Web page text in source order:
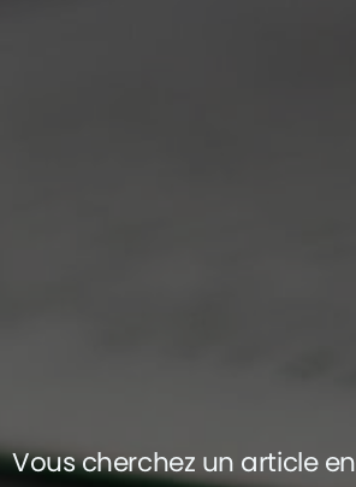
Vous cherchez un article en